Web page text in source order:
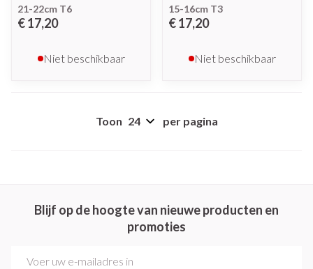
21-22cm T6
€ 17,20
Niet beschikbaar
15-16cm T3
€ 17,20
Niet beschikbaar
Toon per pagina
Blijf op de hoogte van nieuwe producten en
promoties